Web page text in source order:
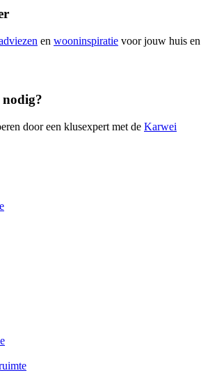
en wooninspiratie voor jouw huis en
door een klusexpert met de Karwei